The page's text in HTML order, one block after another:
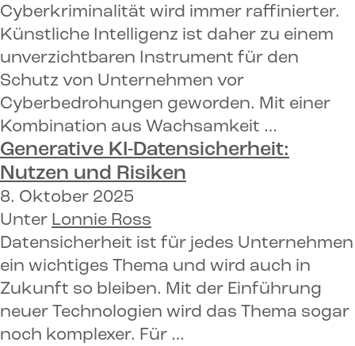
Cyberkriminalität wird immer raffinierter.
Künstliche Intelligenz ist daher zu einem
unverzichtbaren Instrument für den
Schutz von Unternehmen vor
Cyberbedrohungen geworden. Mit einer
Kombination aus Wachsamkeit …
Generative KI-Datensicherheit:
Nutzen und Risiken
8. Oktober 2025
Unter Lonnie Ross
Datensicherheit ist für jedes Unternehmen
ein wichtiges Thema und wird auch in
Zukunft so bleiben. Mit der Einführung
neuer Technologien wird das Thema sogar
noch komplexer. Für …